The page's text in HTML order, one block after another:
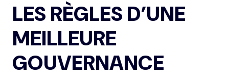
LES RÈGLES D’UNE
MEILLEURE
GOUVERNANCE